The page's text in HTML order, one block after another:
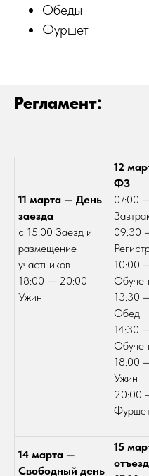
Обеды
Фуршет
Регламент:
11 марта — День
заезда
с 15:00 Заезд и
размещение
участников
18:00 — 20:00
Ужин
12
ФЗ
07:00
09:30
10:00
13:30
Обед
14:30
18:00
Ужин
20:00
14 марта —
Свободный день
15